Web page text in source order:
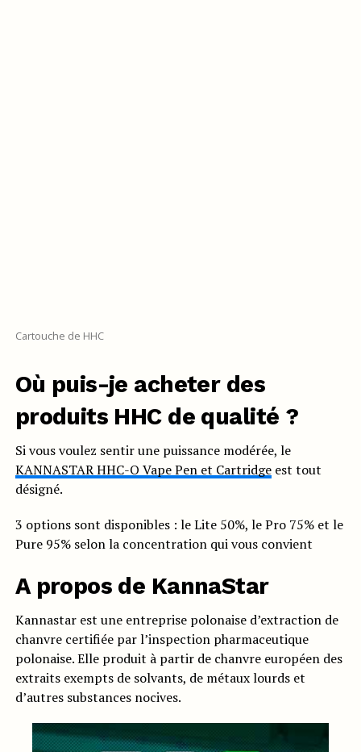
Cartouche de HHC
Où puis-je acheter des
produits HHC de qualité ?
Si vous voulez sentir une puissance modérée, le
KANNASTAR HHC-O Vape Pen et Cartridgeest tout
désigné.
3 options sont disponibles : le Lite 50%, le Pro 75% et le
Pure 95% selon la concentration qui vous convient
A propos de KannaStar
Kannastar est une entreprise polonaise d’extraction de
chanvre certifiée par l’inspection pharmaceutique
polonaise. Elle produit à partir de chanvre européen des
extraits exempts de solvants, de métaux lourds et
d’autres substances nocives.